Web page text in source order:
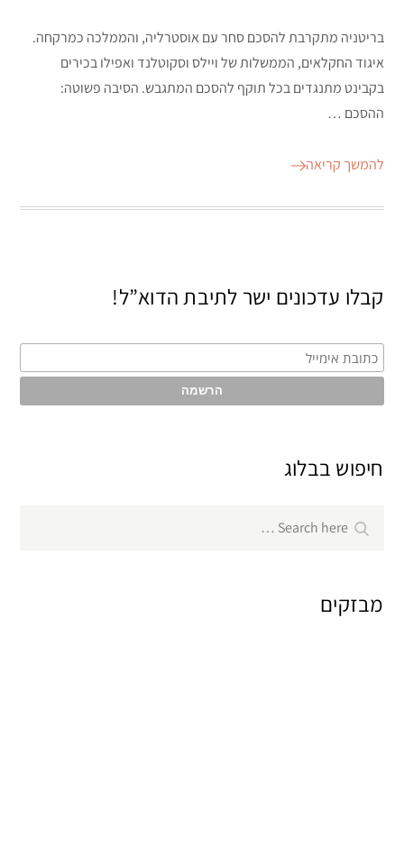
בריטניה מתקרבת להסכם סחר עם אוסטרליה, והממלכה כמרקחה.
איגוד החקלאים, הממשלות של ויילס וסקוטלנד ואפילו בכירים
בקבינט מתנגדים בכל תוקף להסכם המתגבש. הסיבה פשוטה:
ההסכם …
להמשך קריאה
קבלו עדכונים ישר לתיבת הדוא”ל!
חיפוש בבלוג
for:
Search
מבזקים